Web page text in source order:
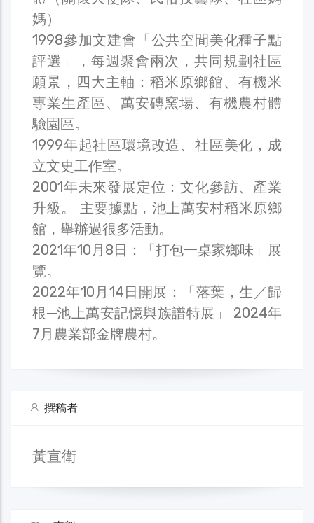
媽）
1998參加文建會「公共空間美化種子點
評選」，每週聚會兩次，共同規劃社區
願景，四大主軸：稻米原鄉館、有機米
專業生產區、萬安磚窯場、有機農村體
驗園區。
1999年起社區環境改造、社區美化，成
立文史工作室。
2001年未來發展定位：文化參訪、產業
升級。 主要據點，池上萬安村稻米原鄉
館，舉辦過很多活動。
2021年10月8日：「打包一桌家鄉味」展
覽。
2022年10月14日開展：「落葉，生／歸
根─池上萬安記憶與族譜特展」 2024年
7月農業部金牌農村。
撰稿者
黃宣衛